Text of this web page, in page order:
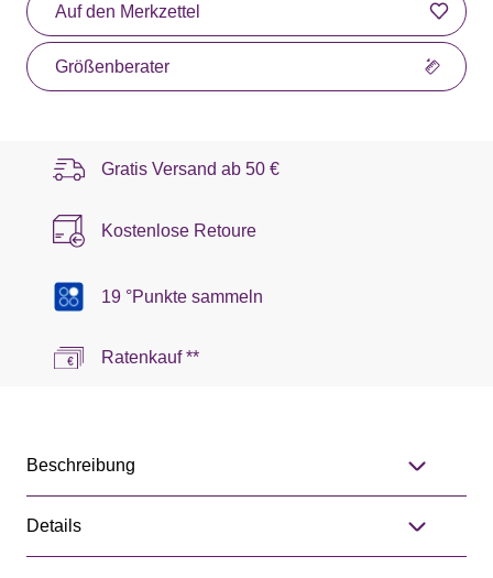
Auf den Merkzettel
Größenberater
Gratis Versand ab 50 €
Kostenlose Retoure
19 °Punkte sammeln
Ratenkauf **
Beschreibung
Details